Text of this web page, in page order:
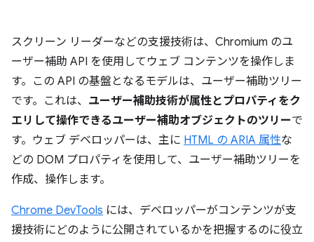
スクリーン リーダーなどの支援技術は、Chromium のユ
ーザー補助 API を使用してウェブ コンテンツを操作しま
す。この API の基盤となるモデルは、ユーザー補助ツリー
です。これは、 ユーザー補助技術が属性とプロパティをク
エリして操作できるユーザー補助オブジェクトのツリーで
す。ウェブ デベロッパーは、主に HTML の ARIA 属性な
どの DOM プロパティを使用して、ユーザー補助ツリーを
作成、操作します。
Chrome DevTools には、デベロッパーがコンテンツが支
援技術にどのように公開されているかを把握するのに役立